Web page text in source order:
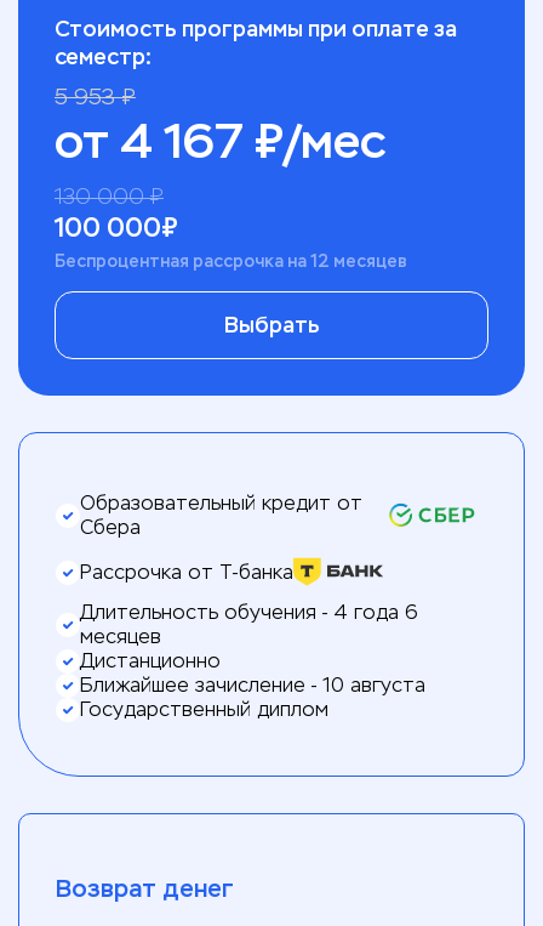
Стоимость программы при оплате за
семестр:
5 953₽
от 4 167 ₽/мес
130 000₽
100 000₽
Беспроцентная рассрочка на 12 месяцев
Выбрать
Образовательный кредит от
Сбера
Рассрочка от Т-банка
Длительность обучения - 4 года 6
месяцев
Дистанционно
Ближайшее зачисление - 10 августа
Государственный диплом
Возврат денег